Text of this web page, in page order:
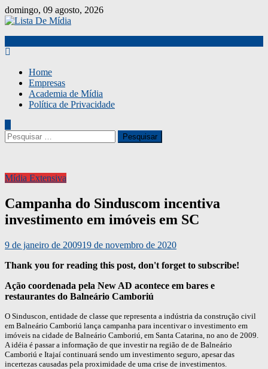
Skip
to
domingo, 09 agosto, 2026
Home
Empresas
Academia de Mídia
Política de Privacidade
Pesquisar
por:
Mídia Extensiva
Campanha do Sinduscom incentiva
investimento em imóveis em SC
9 de janeiro de 200919 de novembro de 2020
Thank you for reading this post, don't forget to subscribe!
Ação coordenada pela New AD acontece em bares e
restaurantes do Balneário Camboriú
O Sinduscon, entidade de classe que representa a indústria da construção civil
em Balneário Camboriú lança campanha para incentivar o investimento em
imóveis na cidade de Balneário Camboriú, em Santa Catarina, no ano de 2009.
A idéia é passar a informação de que investir na região de de Balneário
Camboriú e Itajaí continuará sendo um investimento seguro, apesar das
incertezas causadas pela proximidade de uma crise de investimentos.